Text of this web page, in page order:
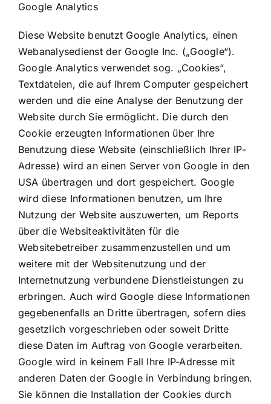
Google Analytics
Diese Website benutzt Google Analytics, einen
Webanalysedienst der Google Inc. („Google“).
Google Analytics verwendet sog. „Cookies“,
Textdateien, die auf Ihrem Computer gespeichert
werden und die eine Analyse der Benutzung der
Website durch Sie ermöglicht. Die durch den
Cookie erzeugten Informationen über Ihre
Benutzung diese Website (einschließlich Ihrer IP-
Adresse) wird an einen Server von Google in den
USA übertragen und dort gespeichert. Google
wird diese Informationen benutzen, um Ihre
Nutzung der Website auszuwerten, um Reports
über die Websiteaktivitäten für die
Websitebetreiber zusammenzustellen und um
weitere mit der Websitenutzung und der
Internetnutzung verbundene Dienstleistungen zu
erbringen. Auch wird Google diese Informationen
gegebenenfalls an Dritte übertragen, sofern dies
gesetzlich vorgeschrieben oder soweit Dritte
diese Daten im Auftrag von Google verarbeiten.
Google wird in keinem Fall Ihre IP-Adresse mit
anderen Daten der Google in Verbindung bringen.
Sie können die Installation der Cookies durch